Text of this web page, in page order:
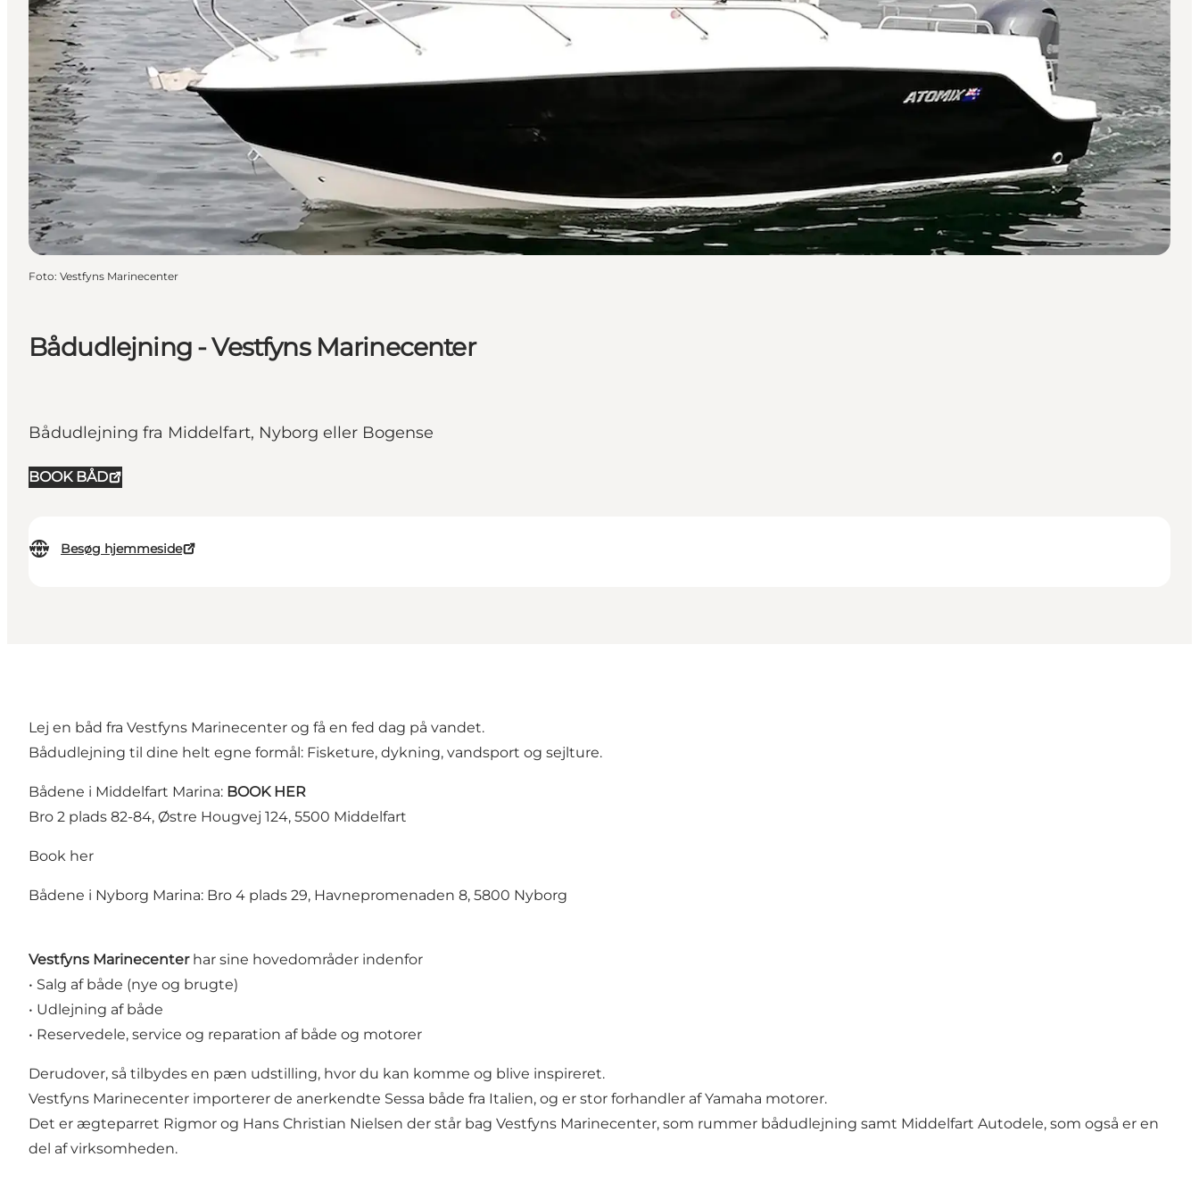
Bådudlejning - Vestfyns Marinecenter
Bådudlejning fra Middelfart, Nyborg eller Bogense
BOOK BÅD
Besøg hjemmeside
Foto: Vestfyns Marinecenter
Lej en båd fra Vestfyns Marinecenter og få en fed dag på vandet.
Bådudlejning til dine helt egne formål: Fisketure, dykning, vandsport og sejlture.
Bådene i Middelfart Marina: BOOK HER
Bro 2 plads 82-84, Østre Hougvej 124, 5500 Middelfart
Book her
Bådene i Nyborg Marina: Bro 4 plads 29, Havnepromenaden 8, 5800 Nyborg
Vestfyns Marinecenterhar sine hovedområder indenfor
• Salg af både (nye og brugte)
• Udlejning af både
• Reservedele, service og reparation af både og motorer
Derudover, så tilbydes en pæn udstilling, hvor du kan komme og blive inspireret.
Vestfyns Marinecenter importerer de anerkendte Sessa både fra Italien, og er stor forhandler af Yamaha motorer.
Det er ægteparret Rigmor og Hans Christian Nielsen der står bag Vestfyns Marinecenter, som rummer bådudlejning samt Middelfart Autodele, som også er en
del af virksomheden.